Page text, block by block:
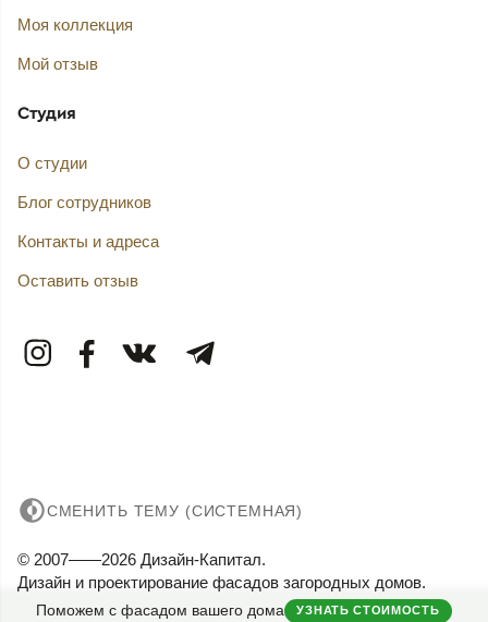
Поможем с фасадом вашего дома УЗНАТЬ СТОИМОСТЬ
Моя коллекция
Мой отзыв
Студия
О студии
Блог сотрудников
Контакты и адреса
Оставить отзыв
СМЕНИТЬ ТЕМУ (СИСТЕМНАЯ)
© 2007——2026 Дизайн-Капитал.
Дизайн и проектирование фасадов загородных домов.
Конфиденциальность